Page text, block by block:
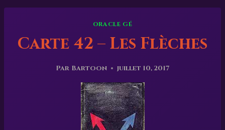
ORACLE GÉ
Carte 42 – Les Flèches
Par Bartoon juillet 10, 2017